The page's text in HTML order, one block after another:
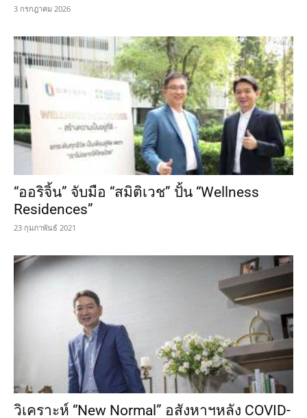
3 กรกฎาคม 2026
“ออริจิ้น” จับมือ “สมิติเวช” ปั้น “Wellness
Residences”
23 กุมภาพันธ์ 2021
วิเคราะห์ “New Normal” อสังหาฯหลัง COVID-